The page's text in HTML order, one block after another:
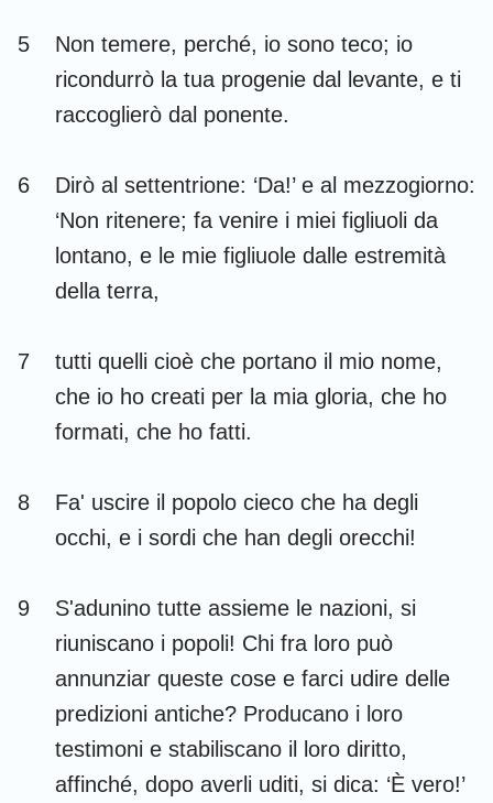
5
Non temere, perché, io sono teco; io
ricondurrò la tua progenie dal levante, e ti
raccoglierò dal ponente.
6
Dirò al settentrione: ‘Da!’ e al mezzogiorno:
‘Non ritenere; fa venire i miei figliuoli da
lontano, e le mie figliuole dalle estremità
della terra,
7
tutti quelli cioè che portano il mio nome,
che io ho creati per la mia gloria, che ho
formati, che ho fatti.
8
Fa' uscire il popolo cieco che ha degli
occhi, e i sordi che han degli orecchi!
9
S'adunino tutte assieme le nazioni, si
riuniscano i popoli! Chi fra loro può
annunziar queste cose e farci udire delle
predizioni antiche? Producano i loro
testimoni e stabiliscano il loro diritto,
affinché, dopo averli uditi, si dica: ‘È vero!’